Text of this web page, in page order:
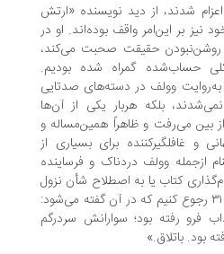
از دید نویسنده «ارتش
این‌امر واقف بوده‌اند. او در
حقیقت صحبت می‌کند،
گمراه شده بودیم.
وولف در دسته‌های صدتایی
بلکه هربار یکی از آن‌ها
و ظاهراً همین‌مساله و
برای بسیاری از
وولف دردناک و فرساینده
یا به اصطلاح شأن نزول
بدانیم، باید به صفحه ۳۱ رجوع کنیم که در آن گفته می‌شود:
بود؛ سوارانش سردرگم